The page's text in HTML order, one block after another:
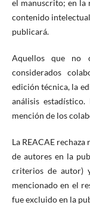
el manuscrito; en
contenido
publicará.
Aquellos que no
considerados
edición técnica, la
análisis
mención de los
La REACAE
de autores en la
criterios de autor)
mencionado en el
fue excluido en la